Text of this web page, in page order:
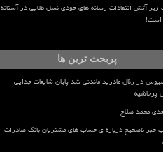
زیر آتش انتقادات رسانه های خودی نسل طلایی در آستانه
است!
پربحث ترین ها
در رئال مادرید ماندنی شد پایان شایعات جدایی
پرحاشیه
محمد صلاح
خبر ناصحیح درباره ی حساب های مشتریان بانک صادرات